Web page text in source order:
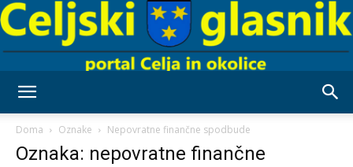
Doma Oznake Nepovratne finančne spodbude
Oznaka: nepovratne finančne